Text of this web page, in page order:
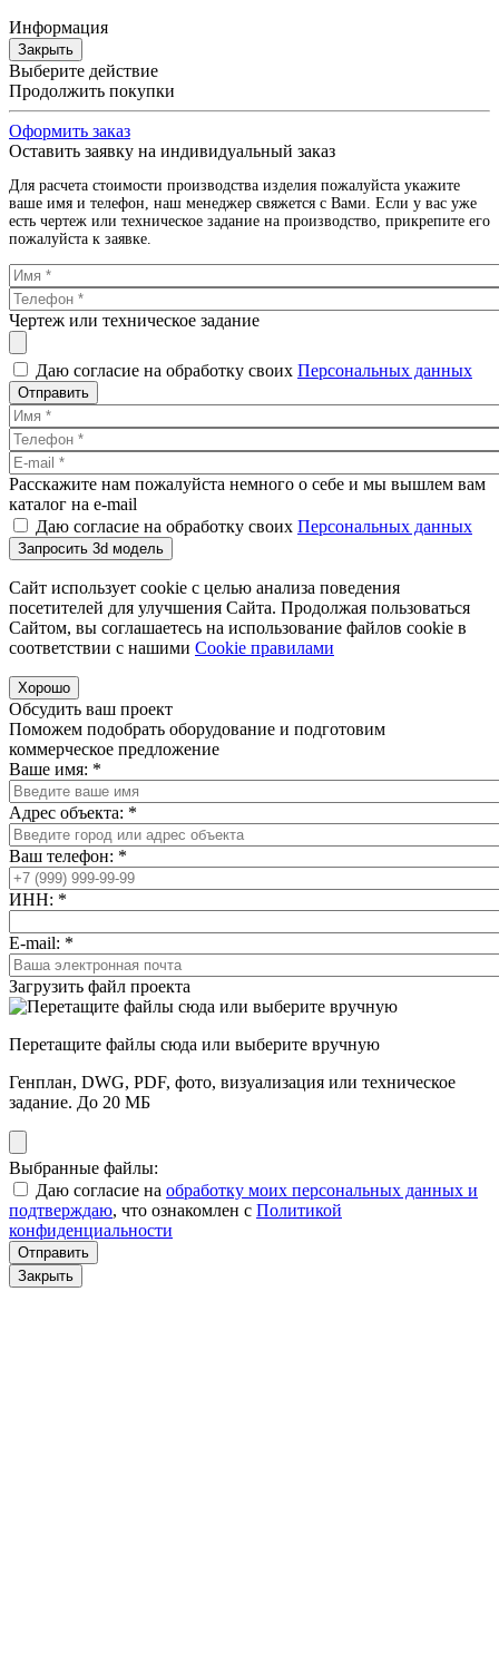
Информация
Закрыть
Выберите действие
Продолжить покупки
Оформить заказ
Оставить заявку на индивидуальный заказ
Для расчета стоимости производства изделия пожалуйста укажите
ваше имя и телефон, наш менеджер свяжется с Вами. Если у вас уже
есть чертеж или техническое задание на производство, прикрепите его
пожалуйста к заявке.
Чертеж или техническое задание
Даю согласие на обработку своих Персональных данных
Отправить
Расскажите нам пожалуйста немного о себе и мы вышлем вам
каталог на e-mail
Даю согласие на обработку своих Персональных данных
Запросить 3d модель
Сайт использует cookie с целью анализа поведения
посетителей для улучшения Сайта. Продолжая пользоваться
Сайтом, вы соглашаетесь на использование файлов cookie в
соответствии с нашими Cookiе правилами
Хорошо
Обсудить ваш проект
Поможем подобрать оборудование и подготовим
коммерческое предложение
Ваше имя: *
Адрес объекта: *
Ваш телефон: *
ИНН: *
E-mail: *
Загрузить файл проекта
Перетащите файлы сюда или выберите вручную
Генплан, DWG, PDF, фото, визуализация или техническое
задание. До 20 МБ
Выбранные файлы:
Даю согласие на обработку моих персональных данных и
подтверждаю, что ознакомлен с Политикой
конфиденциальности
Отправить
Закрыть